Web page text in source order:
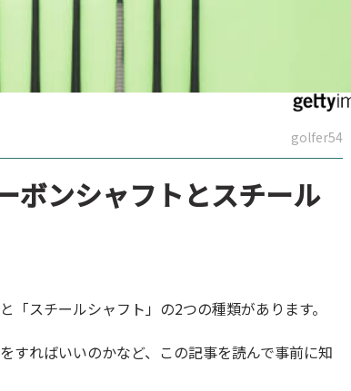
golfer54
ボンシャフトとスチール
スチールシャフト」の2つの種類があります。
すればいいのかなど、この記事を読んで事前に知